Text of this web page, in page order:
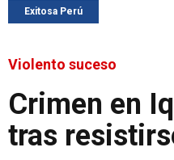
Exitosa Perú
Violento suceso
Crimen en
tras